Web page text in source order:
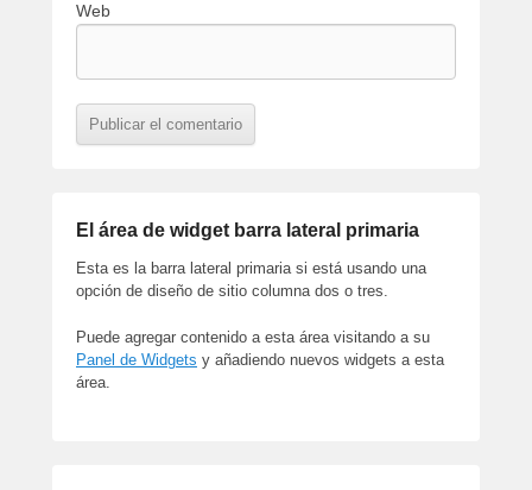
Web
El área de widget barra lateral primaria
Esta es la barra lateral primaria si está usando una
opción de diseño de sitio columna dos o tres.
Puede agregar contenido a esta área visitando a su
Panel de Widgets y añadiendo nuevos widgets a esta
área.